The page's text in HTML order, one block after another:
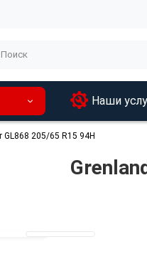
Наши
GL868 205/65 R15 94H